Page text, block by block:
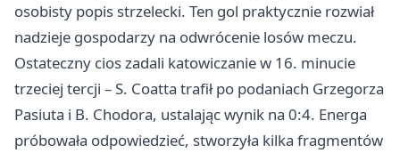
osobisty popis strzelecki. Ten gol praktycznie rozwiał
nadzieje gospodarzy na odwrócenie losów meczu.
Ostateczny cios zadali katowiczanie w 16. minucie
trzeciej tercji – S. Coatta trafił po podaniach Grzegorza
Pasiuta i B. Chodora, ustalając wynik na 0:4. Energa
próbowała odpowiedzieć, stworzyła kilka fragmentów